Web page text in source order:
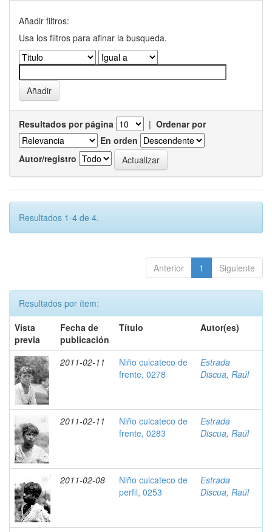
Añadir filtros:
Usa los filtros para afinar la busqueda.
Resultados por página | Ordenar por
En orden
Autor/registro
Resultados 1-4 de 4.
Anterior 1 Siguiente
Resultados por ítem:
Vista
previa
Fecha de
publicación
Título Autor(es)
2011-02-11
Niño cuicateco de
frente, 0278
Estrada
Discua, Raúl
2011-02-11
Niño cuicateco de
frente, 0283
Estrada
Discua, Raúl
2011-02-08
Niño cuicateco de
perfil, 0253
Estrada
Discua, Raúl